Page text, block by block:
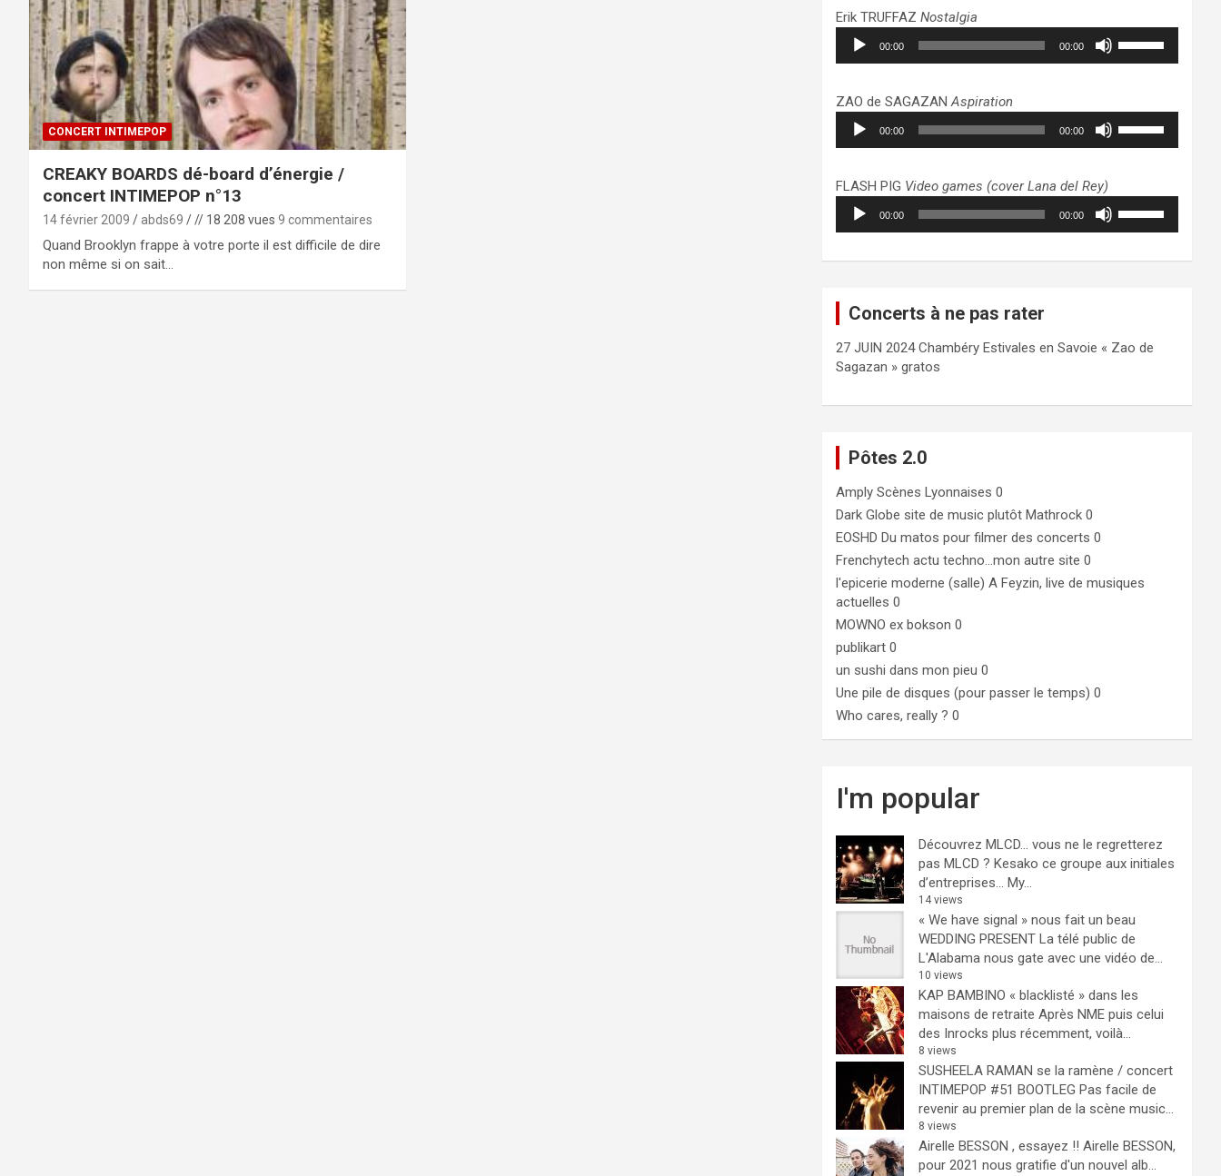
CONCERT INTIMEPOP
CREAKY BOARDS dé-board d’énergie /
concert INTIMEPOP n°13
14 février 2009 abds69 // 18 208 vues 9 commentaires
Quand Brooklyn frappe à votre porte il est difficile de dire
non même si on sait…
pour
augmenter
ou
volume.
Erik TRUFFAZNostalgia
Lecteur
audio
00:00 00:00
pour
augmenter
ou
volume.
ZAO de SAGAZANAspiration
Lecteur
audio
00:00 00:00
pour
augmenter
ou
FLASH PIG Video games (cover Lana del Rey)
Lecteur
audio
00:00 00:00
haut/bas
le
Concerts à ne pas rater
27 JUIN 2024 Chambéry Estivales en Savoie « Zao de
Sagazan » gratos
Pôtes 2.0
Amply Scènes Lyonnaises 0
Dark Globe site de music plutôt Mathrock 0
EOSHD Du matos pour filmer des concerts 0
Frenchytech actu techno…mon autre site 0
l'epicerie moderne (salle) A Feyzin, live de musiques
actuelles 0
MOWNO ex bokson 0
publikart 0
un sushi dans mon pieu 0
Une pile de disques (pour passer le temps) 0
Who cares, really ? 0
I'm popular
Découvrez MLCD… vous ne le regretterez
pas MLCD ? Kesako ce groupe aux initiales
d’entreprises… My...
14 views
« We have signal » nous fait un beau
WEDDING PRESENT La télé public de
L'Alabama nous gate avec une vidéo de...
10 views
KAP BAMBINO « blacklisté » dans les
maisons de retraite Après NME puis celui
des Inrocks plus récemment, voilà...
8 views
SUSHEELA RAMAN se la ramène / concert
INTIMEPOP #51 BOOTLEG Pas facile de
revenir au premier plan de la scène music...
8 views
Airelle BESSON , essayez !! Airelle BESSON,
pour 2021 nous gratifie d'un nouvel alb...